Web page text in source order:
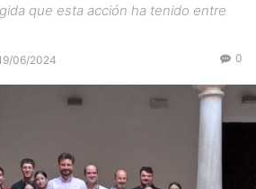
que esta acción ha tenido entre
06/2024 0